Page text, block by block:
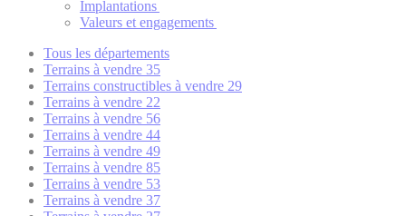
Implantations
Valeurs et engagements
Tous les départements
Terrains à vendre 35
Terrains constructibles à vendre 29
Terrains à vendre 22
Terrains à vendre 56
Terrains à vendre 44
Terrains à vendre 49
Terrains à vendre 85
Terrains à vendre 53
Terrains à vendre 37